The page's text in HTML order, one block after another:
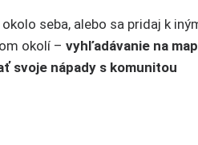
seba, alebo sa pridaj k
okolí – vyhľadávanie na
svoje nápady s komunitou